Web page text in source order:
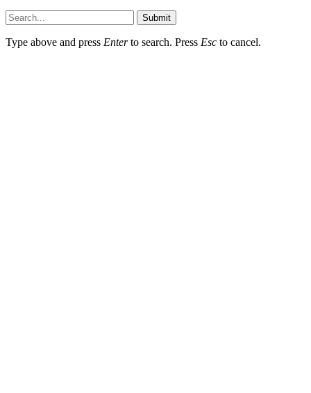
Submit
Type above and press Enterto search. Press Esc to cancel.